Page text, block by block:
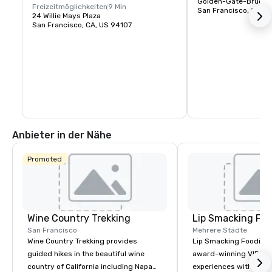
Freizeitmöglichkeiten 9 Min
24 Willie Mays Plaza
San Francisco, CA, US 94107
San Francisco, CA,
Anbieter in der Nähe
Promoted
Wine Country Trekking
San Francisco
Wine Country Trekking provides
guided hikes in the beautiful wine
country of California including Napa
Lip Smacking
Mehrere Städte
Lip Smacking Foodie
award-winning VIP
experiences with